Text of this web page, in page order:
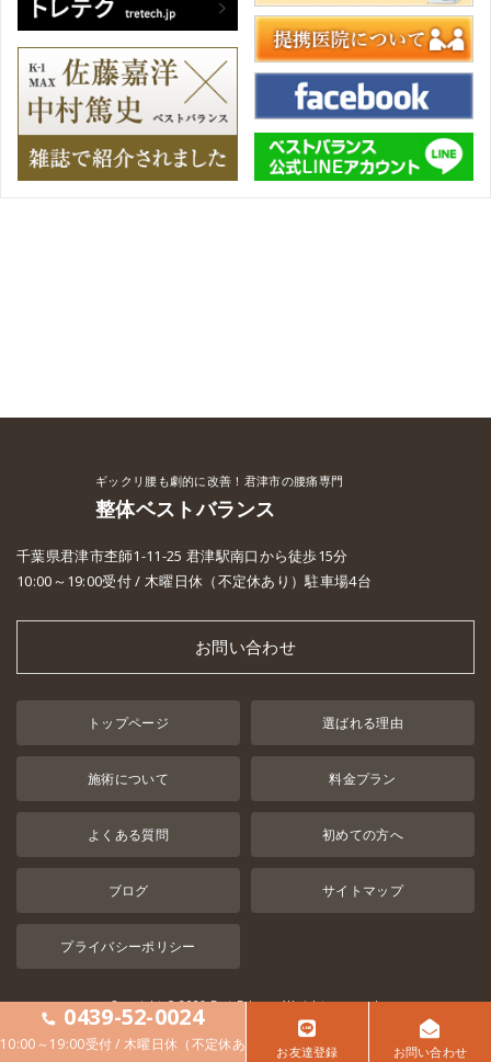
0439-52-0024
10:00～19:00受付 / 木曜日休（不定休あ
お友達登録 お問い合わせ
ギックリ腰も劇的に改善！君津市の腰痛専門
整体ベストバランス
千葉県君津市杢師1-11-25 君津駅南口から徒歩15分
10:00～19:00受付 / 木曜日休（不定休あり）駐車場4台
お問い合わせ
トップページ 選ばれる理由
施術について 料金プラン
よくある質問 初めての方へ
ブログ サイトマップ
プライバシーポリシー
Copyright © 2026 Best Balance All rights reserved.